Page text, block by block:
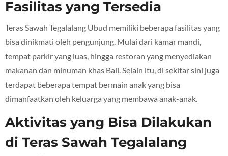
Fasilitas yang Tersedia
Teras Sawah Tegalalang Ubud memiliki beberapa fasilitas yang
bisa dinikmati oleh pengunjung. Mulai dari kamar mandi,
tempat parkir yang luas, hingga restoran yang menyediakan
makanan dan minuman khas Bali. Selain itu, di sekitar sini juga
terdapat beberapa tempat bermain anak yang bisa
dimanfaatkan oleh keluarga yang membawa anak-anak.
Aktivitas yang Bisa Dilakukan
di Teras Sawah Tegalalang